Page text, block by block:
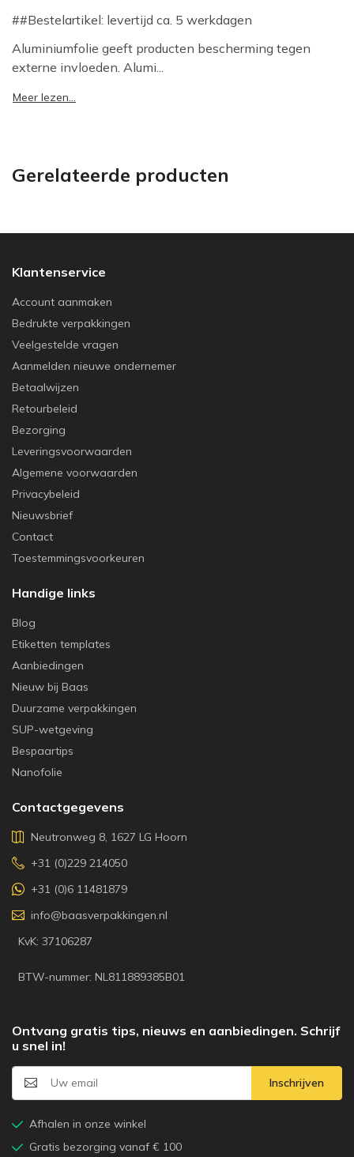
##Bestelartikel: levertijd ca. 5 werkdagen
Aluminiumfolie geeft producten bescherming tegen
externe invloeden. Alumi...
Meer lezen...
Gerelateerde producten
Klantenservice
Account aanmaken
Bedrukte verpakkingen
Veelgestelde vragen
Aanmelden nieuwe ondernemer
Betaalwijzen
Retourbeleid
Bezorging
Leveringsvoorwaarden
Algemene voorwaarden
Privacybeleid
Nieuwsbrief
Contact
Toestemmingsvoorkeuren
Handige links
Blog
Etiketten templates
Aanbiedingen
Nieuw bij Baas
Duurzame verpakkingen
SUP-wetgeving
Bespaartips
Nanofolie
Contactgegevens
Neutronweg 8, 1627 LG Hoorn
+31 (0)229 214050
+31 (0)6 11481879
info@baasverpakkingen.nl
KvK: 37106287
BTW-nummer: NL811889385B01
Ontvang gratis tips, nieuws en aanbiedingen. Schrijf
u snel in!
Inschrijven
Afhalen in onze winkel
Gratis bezorging vanaf € 100